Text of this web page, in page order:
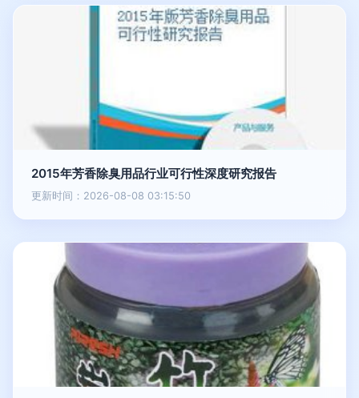
2015年芳香除臭用品行业可行性深度研究报告
更新时间：2026-08-08 03:15:50